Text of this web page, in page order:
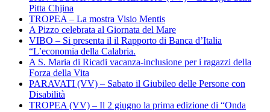
Pitta Chjina
TROPEA – La mostra Visio Mentis
A Pizzo celebrata al Giornata del Mare
VIBO – Si presenta il il Rapporto di Banca d’Italia
“L’economia della Calabria.
A S. Maria di Ricadi vacanza-inclusione per i ragazzi della
Forza della Vita
PARAVATI (VV) – Sabato il Giubileo delle Persone con
Disabilità
TROPEA (VV) – Il 2 giugno la prima edizione di “Onda